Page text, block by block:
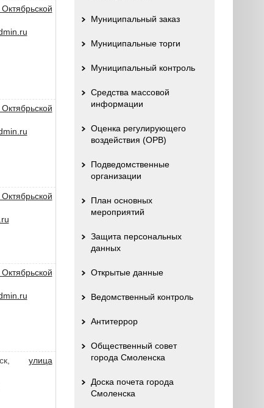
улица
Муниципальный заказ
Муниципальные торги
Муниципальный контроль
Средства массовой
информации
Оценка регулирующего
воздействия (ОРВ)
Подведомственные
организации
План основных
мероприятий
Защита персональных
данных
Открытые данные
Ведомственный контроль
Антитеррор
Общественный совет
города Смоленска
Доска почета города
Смоленска